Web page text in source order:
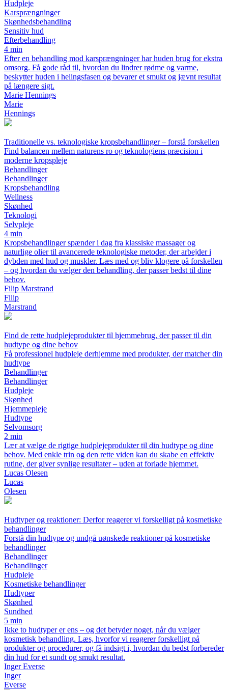
Hudpleje
Karsprængninger
Skønhedsbehandling
Sensitiv hud
Efterbehandling
4 min
Efter en behandling mod karsprængninger har huden brug for ekstra
omsorg. Få gode råd til, hvordan du lindrer rødme og varme,
beskytter huden i helingsfasen og bevarer et smukt og jævnt resultat
på længere sigt.
Marie Hennings
Marie
Hennings
Traditionelle vs. teknologiske kropsbehandlinger – forstå forskellen
Find balancen mellem naturens ro og teknologiens præcision i
moderne kropspleje
Behandlinger
Behandlinger
Kropsbehandling
Wellness
Skønhed
Teknologi
Selvpleje
4 min
Kropsbehandlinger spænder i dag fra klassiske massager og
naturlige olier til avancerede teknologiske metoder, der arbejder i
dybden med hud og muskler. Læs med og bliv klogere på forskellen
– og hvordan du vælger den behandling, der passer bedst til dine
behov.
Filip Marstrand
Filip
Marstrand
Find de rette hudplejeprodukter til hjemmebrug, der passer til din
hudtype og dine behov
Få professionel hudpleje derhjemme med produkter, der matcher din
hudtype
Behandlinger
Behandlinger
Hudpleje
Skønhed
Hjemmepleje
Hudtype
Selvomsorg
2 min
Lær at vælge de rigtige hudplejeprodukter til din hudtype og dine
behov. Med enkle trin og den rette viden kan du skabe en effektiv
rutine, der giver synlige resultater – uden at forlade hjemmet.
Lucas Olesen
Lucas
Olesen
Hudtyper og reaktioner: Derfor reagerer vi forskelligt på kosmetiske
behandlinger
Forstå din hudtype og undgå uønskede reaktioner på kosmetiske
behandlinger
Behandlinger
Behandlinger
Hudpleje
Kosmetiske behandlinger
Hudtyper
Skønhed
Sundhed
5 min
Ikke to hudtyper er ens – og det betyder noget, når du vælger
kosmetisk behandling. Læs, hvorfor vi reagerer forskelligt på
produkter og procedurer, og få indsigt i, hvordan du bedst forbereder
din hud for et sundt og smukt resultat.
Inger Everse
Inger
Everse